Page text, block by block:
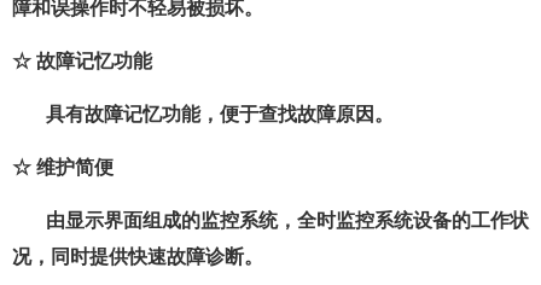
障和误操作时不轻易被损坏。
☆ 故障记忆功能
具有故障记忆功能，便于查找故障原因。
☆ 维护简便
由显示界面组成的监控系统，全时监控系统设备的工作状
况，同时提供快速故障诊断。